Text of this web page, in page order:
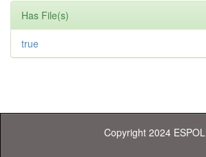
Has File(s)
true
Copyright 2024 ESPOL